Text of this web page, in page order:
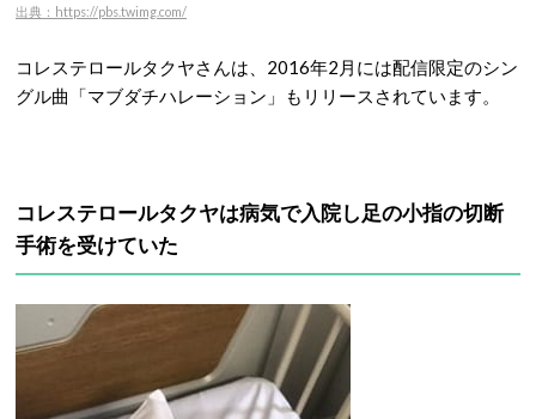
出典：https://pbs.twimg.com/
コレステロールタクヤさんは、2016年2月には配信限定のシン
グル曲「マブダチハレーション」もリリースされています。
コレステロールタクヤは病気で入院し足の小指の切断
手術を受けていた